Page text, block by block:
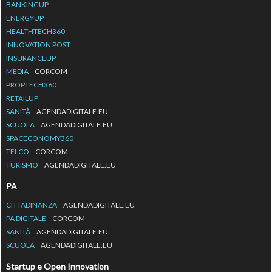
BANKINGUP
ENERGYUP
HEALTHTECH360
INNOVATION POST
INSURANCEUP
MEDIA
CORCOM
PROPTECH360
RETAILUP
SANITÀ
AGENDADIGITALE.EU
SCUOLA
AGENDADIGITALE.EU
SPACECONOMY360
TELCO
CORCOM
TURISMO
AGENDADIGITALE.EU
PA
CITTADINANZA
AGENDADIGITALE.EU
PA DIGITALE
CORCOM
SANITÀ
AGENDADIGITALE.EU
SCUOLA
AGENDADIGITALE.EU
Startup e Open Innovation